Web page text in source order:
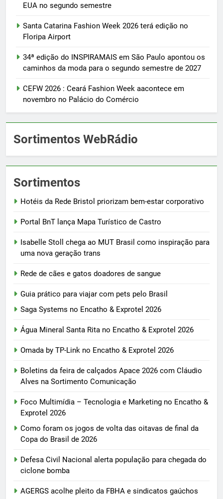
EUA no segundo semestre
Santa Catarina Fashion Week 2026 terá edição no
Floripa Airport
34ª edição do INSPIRAMAIS em São Paulo apontou os
caminhos da moda para o segundo semestre de 2027
CEFW 2026 : Ceará Fashion Week aacontece em
novembro no Palácio do Comércio
Sortimentos WebRádio
Sortimentos
Hotéis da Rede Bristol priorizam bem-estar corporativo
Portal BnT lança Mapa Turístico de Castro
Isabelle Stoll chega ao MUT Brasil como inspiração para
uma nova geração trans
Rede de cães e gatos doadores de sangue
Guia prático para viajar com pets pelo Brasil
Saga Systems no Encatho & Exprotel 2026
Água Mineral Santa Rita no Encatho & Exprotel 2026
Omada by TP-Link no Encatho & Exprotel 2026
Boletins da feira de calçados Apace 2026 com Cláudio
Alves na Sortimento Comunicação
Foco Multimídia – Tecnologia e Marketing no Encatho &
Exprotel 2026
Como foram os jogos de volta das oitavas de final da
Copa do Brasil de 2026
Defesa Civil Nacional alerta população para chegada do
ciclone bomba
AGERGS acolhe pleito da FBHA e sindicatos gaúchos